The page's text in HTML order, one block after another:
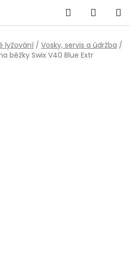
Hledat
KOŠÍK
lyžování / Vosky, servis a údržba /
běžky Swix V40 Blue Extr